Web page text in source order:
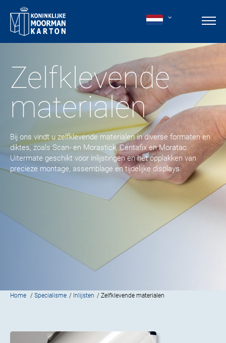
Zelfklevende
materialen
Bij ons vindt u zelfklevende materialen in diverse formaten en
diktes, zoals Scan- en Morastick, Centafix en Moratac.
Uitermate geschikt voor inlijstingen en het opplakken van
precieze montage, assemblage en tijdelijke displays.
Home / Specialisme / Inlijsten / Zelfklevende materialen